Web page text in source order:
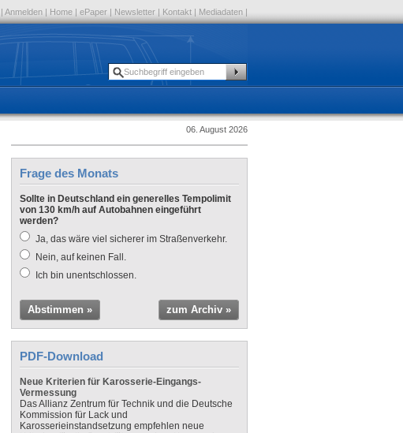
| Anmelden | Home | ePaper | Newsletter | Kontakt | Mediadaten |
06. August 2026
Frage des Monats
Sollte in Deutschland ein generelles Tempolimit
von 130 km/h auf Autobahnen eingeführt
werden?
Ja, das wäre viel sicherer im Straßenverkehr.
Nein, auf keinen Fall.
Ich bin unentschlossen.
Abstimmen » zum Archiv »
PDF-Download
Neue Kriterien für Karosserie-Eingangs-
Vermessung
Das Allianz Zentrum für Technik und die Deutsche
Kommission für Lack und
Karosserieinstandsetzung empfehlen neue